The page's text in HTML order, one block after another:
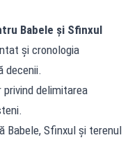
Babele și Sfinxul
și cronologia
decenii.
delimitarea
Babele, Sfinxul și terenul